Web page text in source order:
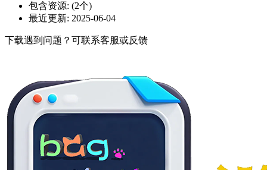
包含资源: (2个)
最近更新: 2025-06-04
下载遇到问题？可联系客服或反馈